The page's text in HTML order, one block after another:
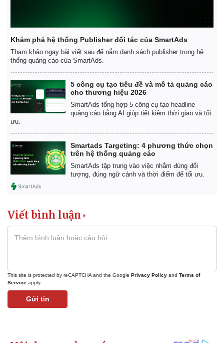
Bất động sản
Khởi nghiệp
Giá vàng
Tiêu dùng
Tỷ giá
Chứng khoán
Khám phá hệ thống Publisher đối tác của SmartAds
Tham khảo ngay bài viết sau để nắm danh sách publisher trong hệ
thống quảng cáo của SmartAds.
5 công cụ tạo tiêu đề và mô tả quảng cáo
cho thương hiệu 2026
SmartAds tổng hợp 5 công cụ tạo headline
quảng cáo bằng AI giúp tiết kiệm thời gian và tối
ưu.
Smartads Targeting: 4 phương thức chọn
trên hệ thống quảng cáo
SmartAds tập trung vào việc nhắm đúng đối
tượng, đúng ngữ cảnh và thời điểm để tối ưu.
Viết bình luận
This site is protected by reCAPTCHA and the Google Privacy Policy and Terms of
Service apply.
Gửi tin